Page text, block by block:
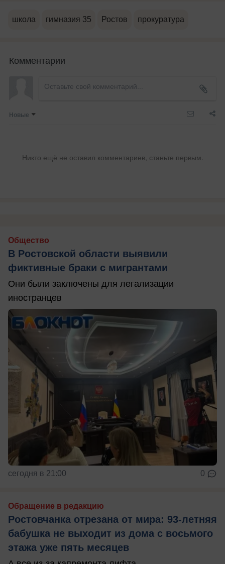
школа гимназия 35 Ростов прокуратура
Комментарии
Новые
Никто ещё не оставил комментариев, станьте первым.
Общество
В Ростовской области выявили
фиктивные браки с мигрантами
Они были заключены для легализации
иностранцев
сегодня в 21:00 0
Обращение в редакцию
Ростовчанка отрезана от мира: 93-летняя
бабушка не выходит из дома с восьмого
этажа уже пять месяцев